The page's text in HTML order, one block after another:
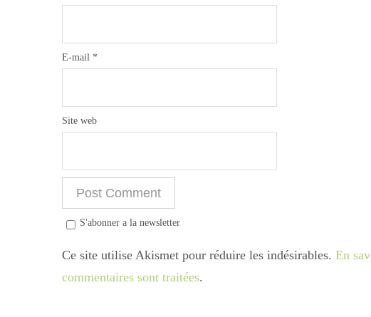
E-mail *
Site web
S'abonner a la newsletter
Ce site utilise Akismet pour réduire les indésirables. En
commentaires sont traitées.